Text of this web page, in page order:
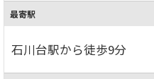
最寄駅
石川台駅から徒歩9分